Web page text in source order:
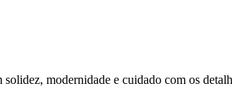
modernidade e cuidado com os